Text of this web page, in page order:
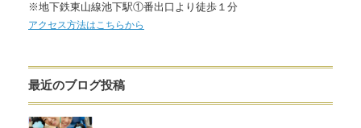
※地下鉄東山線池下駅①番出口より徒歩１分
アクセス方法はこちらから
最近のブログ投稿